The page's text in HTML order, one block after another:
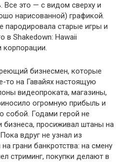
Все это — с видом сверху и
нарисованной) графикой.
пародировала старые игры и
в Shakedown: Hawaii
бизнесмен, которые
то на Гавайях настоящую
видеопроката, магазины,
огромную прибыль и
собой. Годами герой не
бизнеса, просиживал штаны на
вдруг не узнал из
грани банкротства: на смену
стриминг, покупки делают в